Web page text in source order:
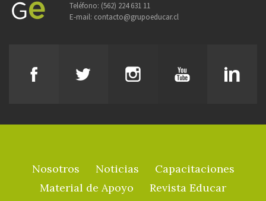
Teléfono: (562) 224 631 11
E-mail: contacto@grupoeducar.cl
Nosotros Noticias
Capacitaciones
Material de Apoyo
Revista Educar